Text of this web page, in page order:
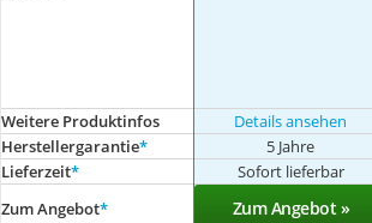
Weitere Produktinfos Details ansehen
Herstellergarantie* 5 Jahre
Lieferzeit* Sofort lieferbar
Zum Angebot* Zum Angebot »